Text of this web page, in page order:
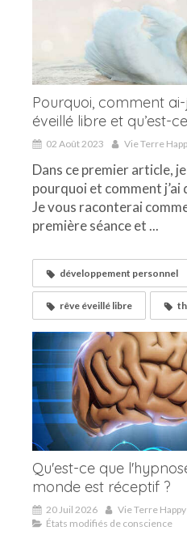
Pourquoi, comment
éveillé libre et qu’est-
02 Août 2023 Vie Terre
Dans ce premier article,
pourquoi et comment j’ai
Je vous raconterai
première séance et ...
développement personnel
rêve éveillé libre
Qu'est-ce que
monde est réceptif ?
20 Juil 2026
Vie Terre Happy
États modifiés de conscience